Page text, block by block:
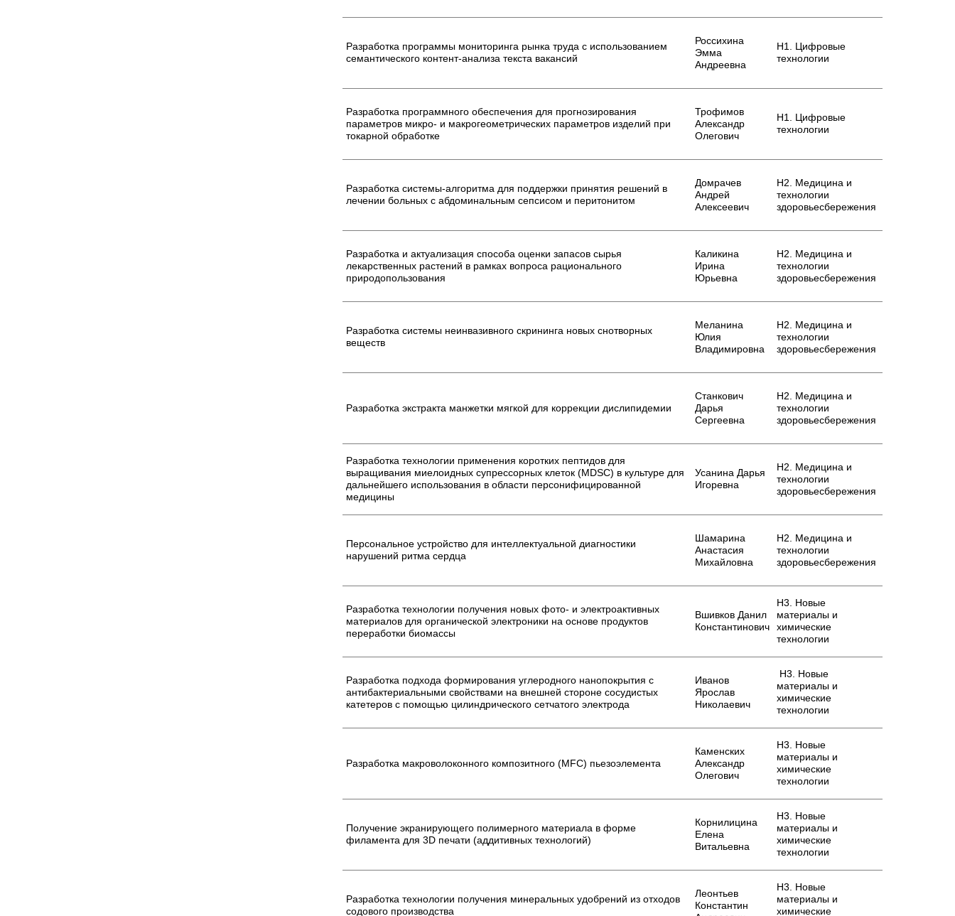
Разработка программы мониторинга рынка труда с использованием
семантического контент-анализа текста вакансий
Россихина
Эмма
Андреевна
Н1. Цифровые
технологии
Разработка программного обеспечения для прогнозирования
параметров микро- и макрогеометрических параметров изделий при
токарной обработке
Трофимов
Александр
Олегович
Н1. Цифровые
технологии
Разработка системы-алгоритма для поддержки принятия решений в
лечении больных с абдоминальным сепсисом и перитонитом
Домрачев
Андрей
Алексеевич
Н2. Медицина и
технологии
здоровьесбережения
Разработка и актуализация способа оценки запасов сырья
лекарственных растений в рамках вопроса рационального
природопользования
Каликина
Ирина
Юрьевна
Н2. Медицина и
технологии
здоровьесбережения
Разработка системы неинвазивного скрининга новых снотворных
веществ
Меланина
Юлия
Владимировна
Н2. Медицина и
технологии
здоровьесбережения
Разработка экстракта манжетки мягкой для коррекции дислипидемии
Станкович
Дарья
Сергеевна
Н2. Медицина и
технологии
здоровьесбережения
Разработка технологии применения коротких пептидов для
выращивания миелоидных супрессорных клеток (MDSC) в культуре для
дальнейшего использования в области персонифицированной
медицины
Усанина Дарья
Игоревна
Н2. Медицина и
технологии
здоровьесбережения
Персональное устройство для интеллектуальной диагностики
нарушений ритма сердца
Шамарина
Анастасия
Михайловна
Н2. Медицина и
технологии
здоровьесбережения
Разработка технологии получения новых фото- и электроактивных
материалов для органической электроники на основе продуктов
переработки биомассы
Вшивков Данил
Константинович
Н3. Новые
материалы и
химические
технологии
Разработка подхода формирования углеродного нанопокрытия с
антибактериальными свойствами на внешней стороне сосудистых
катетеров с помощью цилиндрического сетчатого электрода
Иванов
Ярослав
Николаевич
Н3. Новые
материалы и
химические
технологии
Разработка макроволоконного композитного (MFC) пьезоэлемента
Каменских
Александр
Олегович
Н3. Новые
материалы и
химические
технологии
Получение экранирующего полимерного материала в форме
филамента для 3D печати (аддитивных технологий)
Корнилицина
Елена
Витальевна
Н3. Новые
материалы и
химические
технологии
Разработка технологии получения минеральных удобрений из отходов
содового производства
Леонтьев
Константин
Н3. Новые
материалы и
химические